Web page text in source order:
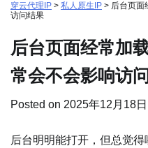
穿云代理IP > 私人原生IP > 后台页面
访问结果
后台页面经常加
常会不会影响访
Posted on 2025年12月18日
后台明明能打开，但总觉得